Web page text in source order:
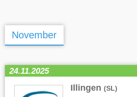
November
24.11.2025
Illingen (SL)